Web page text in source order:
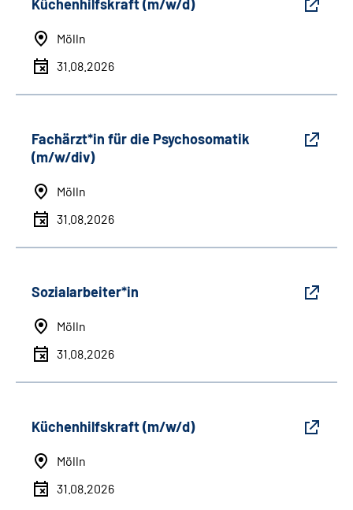
Küchenhilfskraft (m/w/d)
Mölln
31.08.2026
Fachärzt*in für die Psychosomatik
(m/w/div)
Mölln
31.08.2026
Sozialarbeiter*in
Mölln
31.08.2026
Küchenhilfskraft (m/w/d)
Mölln
31.08.2026